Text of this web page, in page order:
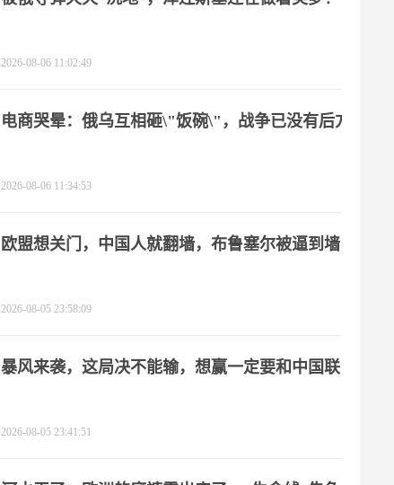
2026-08-06 11:02:49
电商哭晕：俄乌互相砸\"饭碗\"，战争已没有后方
2026-08-06 11:34:53
欧盟想关门，中国人就翻墙，布鲁塞尔被逼到墙
2026-08-05 23:58:09
暴风来袭，这局决不能输，想赢一定要和中国联
2026-08-05 23:41:51